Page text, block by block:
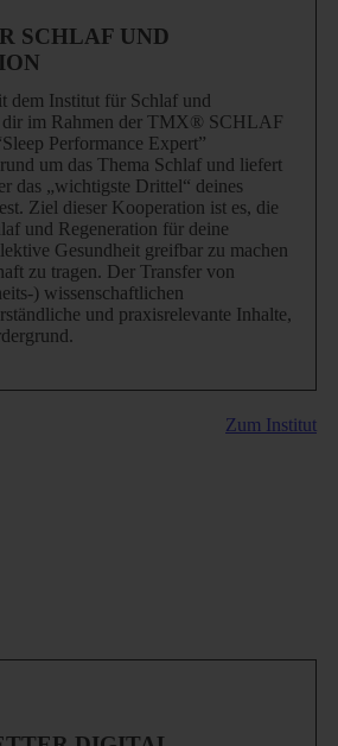
SCHLAF UND
dem Institut für Schlaf und
dir im Rahmen der TMX® SCHLAF
Performance Expert”
um das Thema Schlaf und liefert
das „wichtigste Drittel“ deines
Ziel dieser Kooperation ist es, die
und Regeneration für deine
Gesundheit greifbar zu machen
zu tragen. Der Transfer von
) wissenschaftlichen
und praxisrelevante Inhalte,
Zum Institut